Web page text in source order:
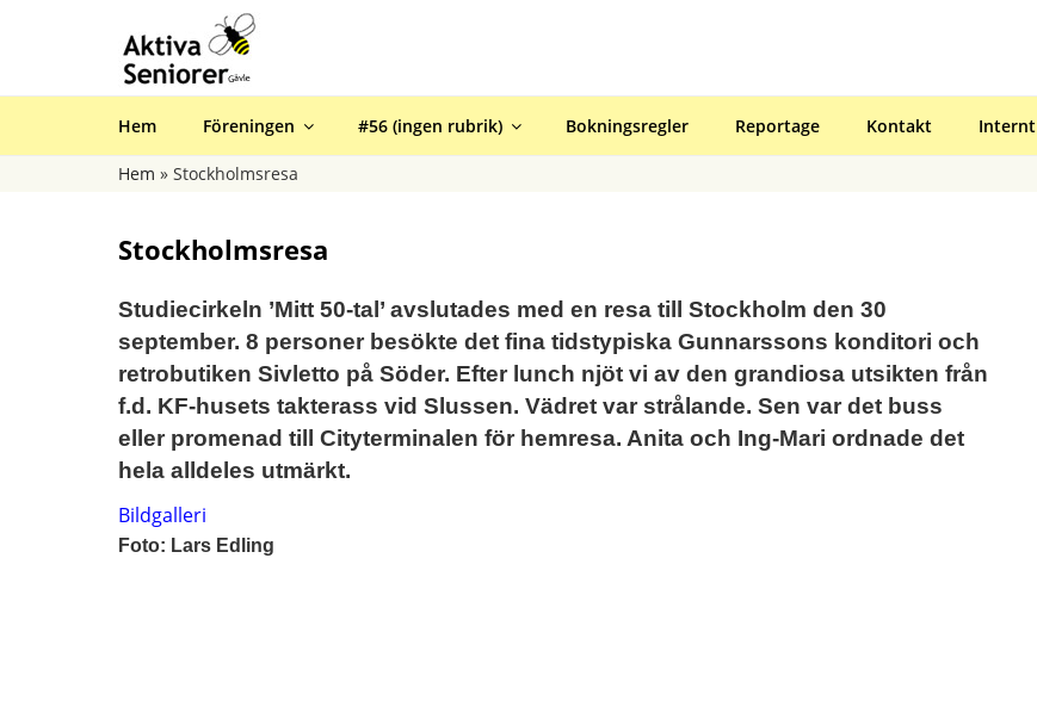
AKTIVA SENIORER GÄVLE
Hem Föreningen #56 (ingen rubrik) Bokningsregler Reportage Kontakt Internt
Hem » Stockholmsresa
Stockholmsresa
Studiecirkeln ’Mitt 50-tal’ avslutades med en resa till Stockholm den 30
september. 8 personer besökte det fina tidstypiska Gunnarssons konditori och
retrobutiken Sivletto på Söder. Efter lunch njöt vi av den grandiosa utsikten från
f.d. KF-husets takterass vid Slussen. Vädret var strålande. Sen var det buss
eller promenad till Cityterminalen för hemresa. Anita och Ing-Mari ordnade det
hela alldeles utmärkt.
Bildgalleri
Foto: Lars Edling